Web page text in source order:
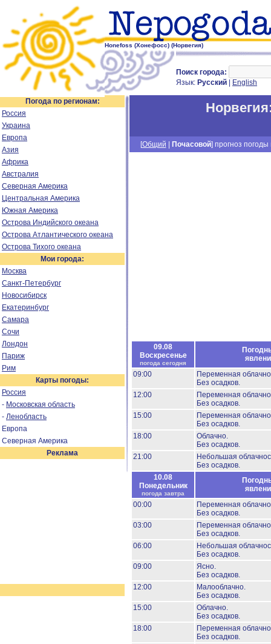
Honefoss (Хонефосс) (Норвегия)
Поиск города:
Язык: Русский English
Погода по регионам:
Россия
Украина
Европа
Азия
Африка
Австралия
Северная Америка
Центральная Америка
Южная Америка
Острова Индийского океана
Острова Атлантического океана
Острова Тихого океана
Мои города:
Москва
Санкт-Петербург
Новосибирск
Екатеринбург
Самара
Сочи
Лондон
Париж
Рим
Карты погоды:
Россия
- Московская область
- Ленобласть
Европа
Северная Америка
Реклама
Норвегия
[Общий Почасовой] прогноз погоды
09.08
Воскресенье
погода сегодня
09:00
Переменная
Без осадков.
12:00
Переменная
Без осадков.
15:00
Переменная
Без осадков.
18:00
Облачно.
Без осадков.
21:00
Небольшая
Без осадков.
10.08
Понедельник
погода завтра
00:00
Переменная
Без осадков.
03:00
Переменная
Без осадков.
06:00
Небольшая
Без осадков.
09:00
Ясно.
Без осадков.
12:00
Малооблачно.
Без осадков.
15:00
Облачно.
Без осадков.
18:00
Переменная
Без осадков.